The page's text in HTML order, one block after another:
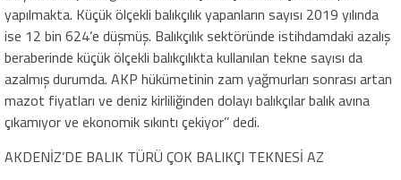
yapılmakta. Küçük ölçekli balıkçılık yapanların sayısı 2019 yılında
ise 12 bin 624’e düşmüş. Balıkçılık sektöründe istihdamdaki azalış
beraberinde küçük ölçekli balıkçılıkta kullanılan tekne sayısı da
azalmış durumda. AKP hükümetinin zam yağmurları sonrası artan
mazot fiyatları ve deniz kirliliğinden dolayı balıkçılar balık avına
çıkamıyor ve ekonomik sıkıntı çekiyor’’ dedi.
AKDENİZ’DE BALIK TÜRÜ ÇOK BALIKÇI TEKNESİ AZ